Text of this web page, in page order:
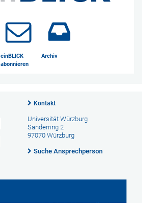
einBLICK
abonnieren
Archiv
Kontakt
Universität Würzburg
Sanderring 2
97070 Würzburg
Suche Ansprechperson